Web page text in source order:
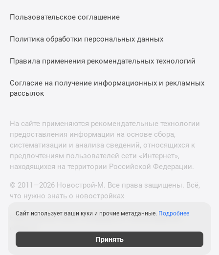
Пользовательское соглашение
Политика обработки персональных данных
Правила применения рекомендательных технологий
Согласие на получение информационных и рекламных
рассылок
На сайте применяются рекомендательные технологии
предоставления информации на основе сбора,
систематизации и анализа сведений, относящихся к
предпочтениям пользователей сети «Интернет»,
находящихся на территории Российской Федерации.
© 2011—2026 Новострой-М. Все права защищены. Всё,
что нужно знать о новостройках
Новостройки Санкт-Петербурга и Ленинградской
Сайт использует ваши куки и прочие метаданные. Подробнее
Принять